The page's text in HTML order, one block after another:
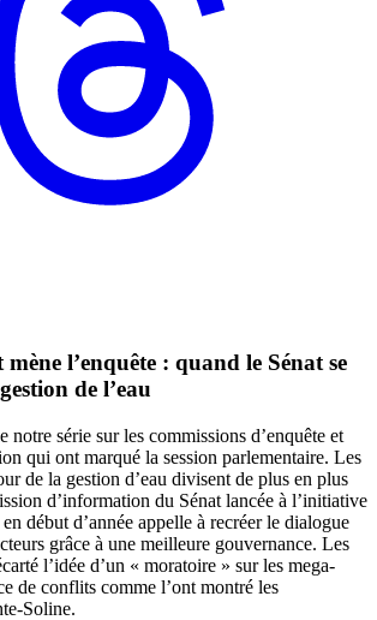
l’enquête : quand le Sénat se
de l’eau
notre série sur les commissions d’enquête et
qui ont marqué la session parlementaire. Les
de la gestion d’eau divisent de plus en plus
d’information du Sénat lancée à l’initiative
début d’année appelle à recréer le dialogue
grâce à une meilleure gouvernance. Les
l’idée d’un « moratoire » sur les mega-
de conflits comme l’ont montré les
Soline.